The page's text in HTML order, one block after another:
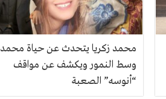
محمد زكريا يتحدث عن حياة محمد
وسط النمور ويكشف عن مواقف
“أنوسه” الصعبة